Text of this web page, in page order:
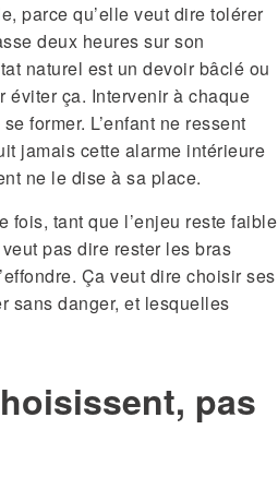
parce qu’elle veut dire tolérer
deux heures sur son
naturel est un devoir bâclé ou
éviter ça. Intervenir à chaque
former. L’enfant ne ressent
jamais cette alarme intérieure
ne le dise à sa place.
fois, tant que l’enjeu reste faible
pas dire rester les bras
Ça veut dire choisir ses
sans danger, et lesquelles
pas